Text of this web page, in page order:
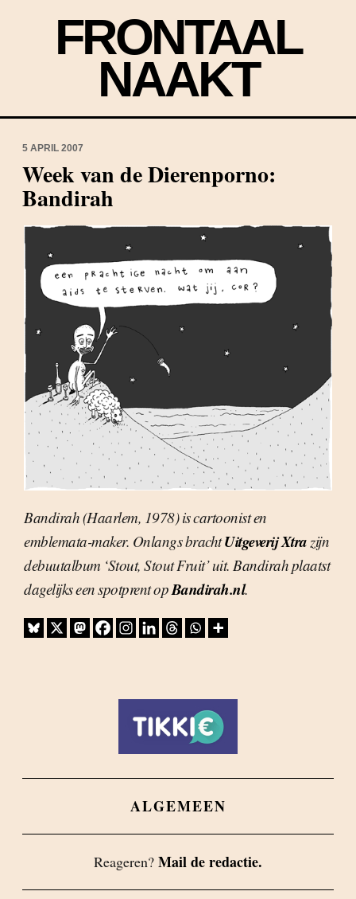
FRONTAAL
NAAKT
5 APRIL 2007
Week van de Dierenporno:
Bandirah
Bandirah (Haarlem, 1978) is cartoonist en
emblemata-maker. Onlangs brachtUitgeverij Xtrazijn
debuutalbum ‘Stout, Stout Fruit’ uit. Bandirah plaatst
dagelijks een spotprent opBandirah.nl.
ALGEMEEN
Reageren? Mail de redactie.